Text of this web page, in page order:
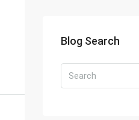
Blog Search